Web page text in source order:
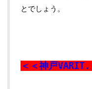
とでしょう。
＜＜神戸VARIT.